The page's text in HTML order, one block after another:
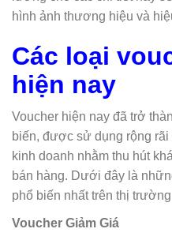
hình ảnh thương hiệu và
Các loại
hiện nay
Voucher hiện nay đã trở
biến, được sử dụng rộng
kinh doanh nhằm thu hút
bán hàng. Dưới đây là
phổ biến nhất trên thị
Voucher Giảm Giá